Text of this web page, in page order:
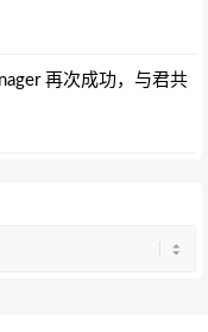
再次成功，与君共